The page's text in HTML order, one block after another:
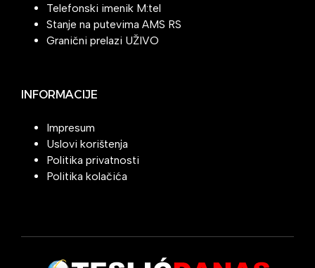
Telefonski imenik M:tel
Stanje na putevima AMS RS
Granični prelazi UŽIVO
INFORMACIJE
Impresum
Uslovi korištenja
Politika privatnosti
Politika kolačića